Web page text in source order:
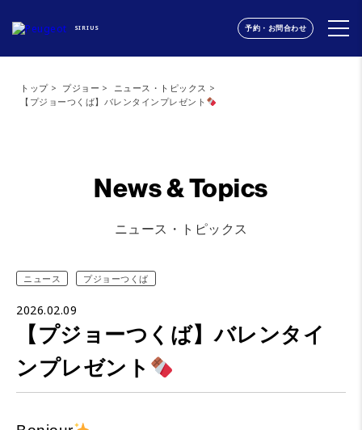
SIRIUS 予約・お問合わせ
トップ プジョー
ニュース・トピックス
【プジョーつくば】バレンタインプレゼント
News & Topics
ニュース・トピックス
ニュース プジョーつくば
2026.02.09
【プジョーつくば】バレンタイ
ンプレゼント